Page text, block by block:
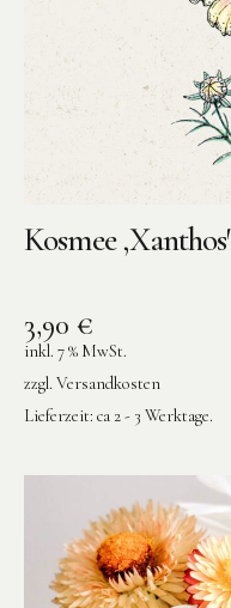
Kosmee ‚Xanthos′
3,90 €
inkl. 7 % MwSt.
zzgl. Versandkosten
Lieferzeit: ca 2 - 3 Werktage.